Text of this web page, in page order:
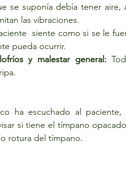
se suponía debía tener
las vibraciones.
siente como si se le
pueda ocurrir.
y malestar general:
ha escuchado al
si tiene el tímpano
rotura del tímpano.